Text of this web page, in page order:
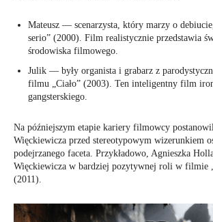
Mateusz — scenarzysta, który marzy o
serio” (2000). Film realistycznie przedstawia
środowiska filmowego.
Julik — były organista i grabarz z
filmu „Ciało” (2003). Ten inteligentny film
gangsterskiego.
Na późniejszym etapie kariery filmowcy
Więckiewicza przed stereotypowym wizerunkiem
podejrzanego faceta. Przykładowo, Agnieszka
Więckiewicza w bardziej pozytywnej roli w filmie
(2011).